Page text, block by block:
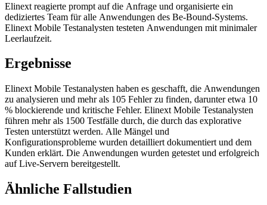
Elinext reagierte prompt auf die Anfrage und organisierte ein
dediziertes Team für alle Anwendungen des Be-Bound-Systems.
Elinext Mobile Testanalysten testeten Anwendungen mit minimaler
Leerlaufzeit.
Ergebnisse
Elinext Mobile Testanalysten haben es geschafft, die Anwendungen
zu analysieren und mehr als 105 Fehler zu finden, darunter etwa 10
% blockierende und kritische Fehler. Elinext Mobile Testanalysten
führen mehr als 1500 Testfälle durch, die durch das explorative
Testen unterstützt werden. Alle Mängel und
Konfigurationsprobleme wurden detailliert dokumentiert und dem
Kunden erklärt. Die Anwendungen wurden getestet und erfolgreich
auf Live-Servern bereitgestellt.
Ähnliche Fallstudien